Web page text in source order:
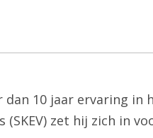
10 jaar ervaring in
zet hij zich in